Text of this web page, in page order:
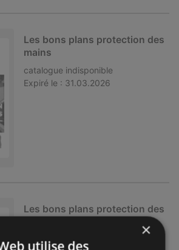
Les bons plans protection des
mains
catalogue indisponible
Expiré le : 31.03.2026
Les bons plans protection des
catalogue
indisponible
×
utilise des